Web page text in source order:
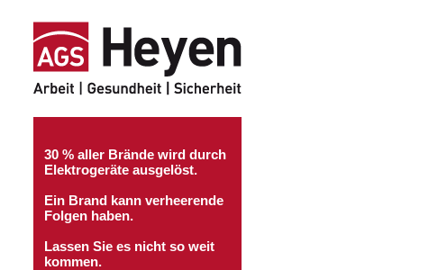
30 % aller Brände wird durch
Elektrogeräte ausgelöst.
Ein Brand kann verheerende
Folgen haben.
Lassen Sie es nicht so weit
kommen.